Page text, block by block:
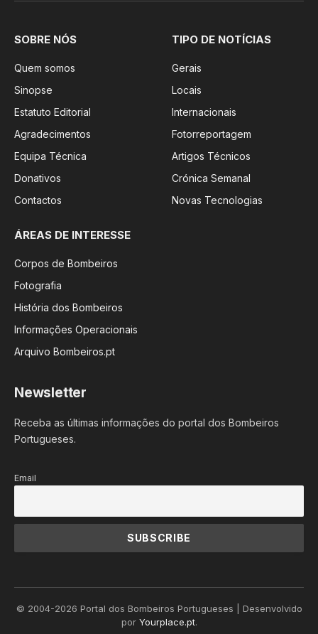
SOBRE NÓS
Quem somos
Sinopse
Estatuto Editorial
Agradecimentos
Equipa Técnica
Donativos
Contactos
TIPO DE NOTÍCIAS
Gerais
Locais
Internacionais
Fotorreportagem
Artigos Técnicos
Crónica Semanal
Novas Tecnologias
ÁREAS DE INTERESSE
Corpos de Bombeiros
Fotografia
História dos Bombeiros
Informações Operacionais
Arquivo Bombeiros.pt
Newsletter
Receba as últimas informações do portal dos Bombeiros
Portugueses.
Email
© 2004-2026 Portal dos Bombeiros Portugueses | Desenvolvido
por Yourplace.pt.